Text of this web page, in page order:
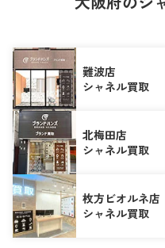
難波店
シャネル買取
北梅田店
シャネル買取
枚方ビオルネ店
シャネル買取